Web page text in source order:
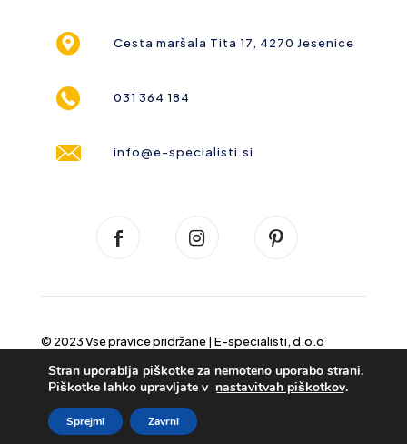
Cesta maršala Tita 17, 4270 Jesenice
031 364 184
info@e-specialisti.si
© 2023 Vse pravice pridržane | E-specialisti, d.o.o
Stran uporablja piškotke za nemoteno uporabo strani.
Piškotke lahko upravljate v nastavitvah piškotkov.
Sprejmi Zavrni